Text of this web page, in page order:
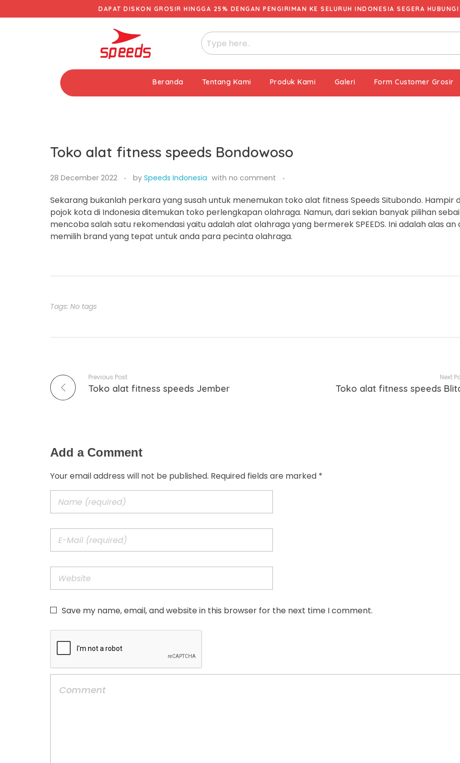
DAPAT DISKON GROSIR HINGGA 25% DENGAN PENGIRIMAN KE SELURUH INDONESIA SEGERA
Beranda Tentang Kami Produk Kami Galeri Form Customer Grosir
Toko alat fitness speeds Bondowoso
28 December 2022 by Speeds Indonesia with no comment
Sekarang bukanlah perkara yang susah untuk menemukan toko alat fitness Speeds Situbondo. Hampir
pojok kota di Indonesia ditemukan toko perlengkapan olahraga. Namun, dari sekian banyak pilihan
mencoba salah satu rekomendasi yaitu adalah alat olahraga yang bermerek SPEEDS. Ini adalah alas an
memilih brand yang tepat untuk anda para pecinta olahraga.
Tags: No tags
Previous Post
Toko alat fitness speeds Jember
Next
Toko alat fitness speeds
Add a Comment
Your email address will not be published. Required fields are marked *
Save my name, email, and website in this browser for the next time I comment.